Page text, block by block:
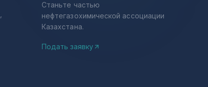
Станьте частью
нефтегазохимической ассоциации
Казахстана.
Подать заявку